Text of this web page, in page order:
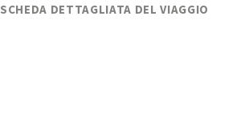
SCHEDA DETTAGLIATA DEL VIAGGIO